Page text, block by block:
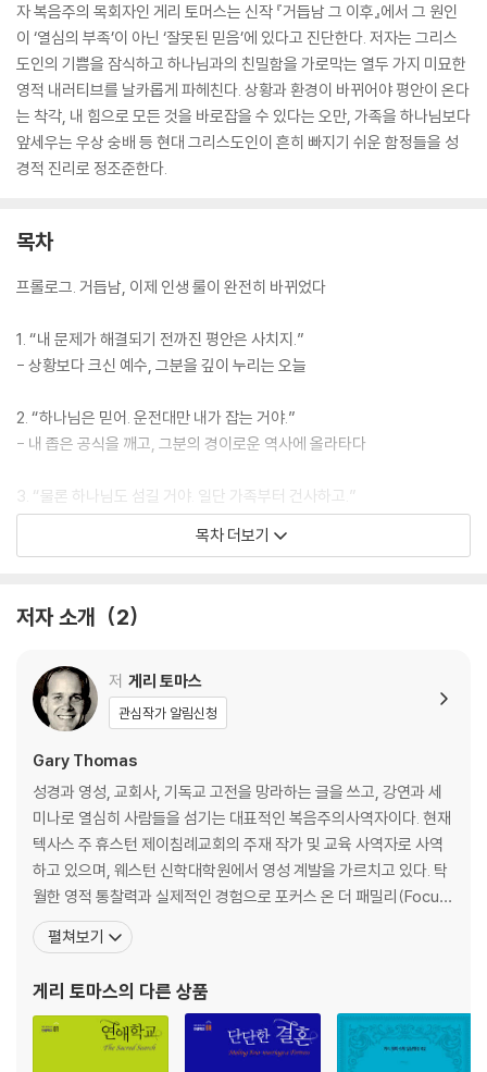
자 복음주의 목회자인 게리 토머스는 신작 『거듭남 그 이후』에서 그 원인
이 ‘열심의 부족’이 아닌 ‘잘못된 믿음’에 있다고 진단한다. 저자는 그리스
도인의 기쁨을 잠식하고 하나님과의 친밀함을 가로막는 열두 가지 미묘한
영적 내러티브를 날카롭게 파헤친다. 상황과 환경이 바뀌어야 평안이 온다
는 착각, 내 힘으로 모든 것을 바로잡을 수 있다는 오만, 가족을 하나님보다
앞세우는 우상 숭배 등 현대 그리스도인이 흔히 빠지기 쉬운 함정들을 성
경적 진리로 정조준한다.
목차
프롤로그. 거듭남, 이제 인생 룰이 완전히 바뀌었다
1. “내 문제가 해결되기 전까진 평안은 사치지.”
- 상황보다 크신 예수, 그분을 깊이 누리는 오늘
2. “하나님은 믿어. 운전대만 내가 잡는 거야.”
- 내 좁은 공식을 깨고, 그분의 경이로운 역사에 올라타다
3. “물론 하나님도 섬길 거야. 일단 가족부터 건사하고.”
- 사랑하는 가족을 영적 제단에 올리는 용기
- 거듭남, 하나님 나라 사명을 위해 ‘선발’되는 영광
6. “무탈한 삶이야말로 하나님 잘 믿는다는 증거 아닐까?”
- 애통의 골짜기에서 진짜 하나님을 경험하는 복
7. “제대로 거듭났다면 죄 한 톨 없는 무결한 삶이어야지.”
- 죄와 치열하게 씨름함으로써 구주께 더 밀착되는 신비
8. “교회는 예나 지금이나 하나같이 문제투성이야.”
- 나를 지키기 위해 내 일상에 틈입하는 하늘의 군대
10. “번듯하게 성공해야지. 초라한 인생에 무슨 가치가 있어?”
목차 더보기
저자 소개 2
저 게리 토마스
관심작가 알림신청
Gary Thomas
성경과 영성, 교회사, 기독교 고전을 망라하는 글을 쓰고, 강연과 세
미나로 열심히 사람들을 섬기는 대표적인 복음주의사역자이다. 현재
텍사스 주 휴스턴 제이침례교회의 주재 작가 및 교육 사역자로 사역
하고 있으며, 웨스턴 신학대학원에서 영성 계발을 가르치고 있다. 탁
월한 영적 통찰력과 실제적인 경험으로 포커스 온 더 패밀리(Focus
on the Family), 패밀리 라이프 투데이(Family Life Today) 등 라
디오방송의 단골 출연자이며, 국제적으로 인기 있는 강사다. 각종 수
백만 부 이상 팔렸다.
펼쳐보기
게리 토마스의 다른 상품